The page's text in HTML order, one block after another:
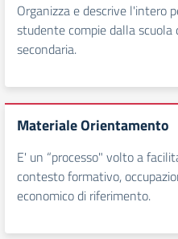
Organizza e descrive l'intero
studente compie dalla
secondaria.
Materiale Orientamento
E' un “processo" volto a
contesto formativo,
economico di riferimento.